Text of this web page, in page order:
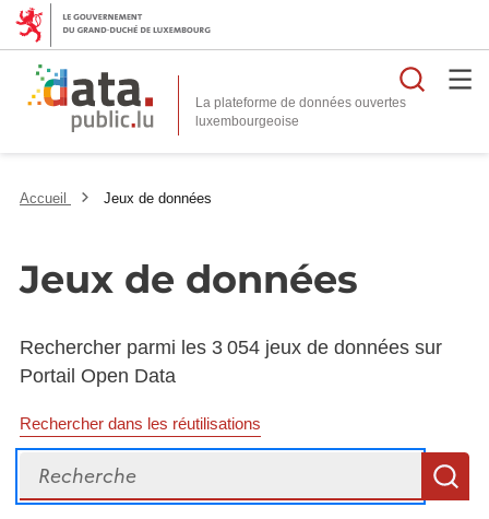
La plateforme de données ouvertes
Accueil Jeux de données
Jeux de données
Rechercher parmi les 3 054 jeux de données sur
Portail Open Data
Rechercher dans les réutilisations
Recherche